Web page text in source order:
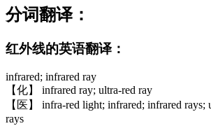
分词翻译：
红外线的英语翻译：
infrared; infrared ray
【化】 infrared ray; ultra-red ray
【医】 infra-red light; infrared; infrared rays;
rays